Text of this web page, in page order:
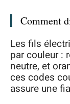
Comment
Les fils
par couleur :
neutre, et
ces codes
assure une